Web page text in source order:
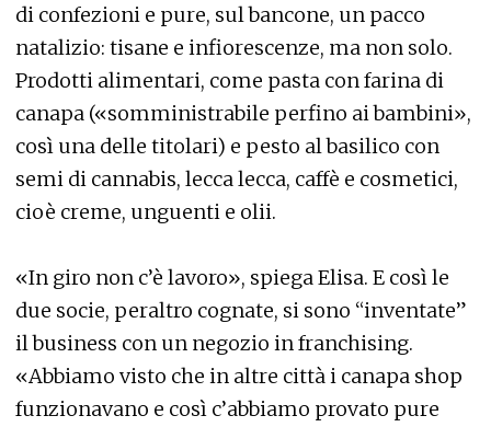
di confezioni e pure, sul bancone, un pacco
natalizio: tisane e infiorescenze, ma non solo.
Prodotti alimentari, come pasta con farina di
canapa («somministrabile perfino ai bambini»,
così una delle titolari) e pesto al basilico con
semi di cannabis, lecca lecca, caffè e cosmetici,
cioè creme, unguenti e olii.
«In giro non c’è lavoro», spiega Elisa. E così le
due socie, peraltro cognate, si sono “inventate”
il business con un negozio in franchising.
«Abbiamo visto che in altre città i canapa shop
funzionavano e così c’abbiamo provato pure